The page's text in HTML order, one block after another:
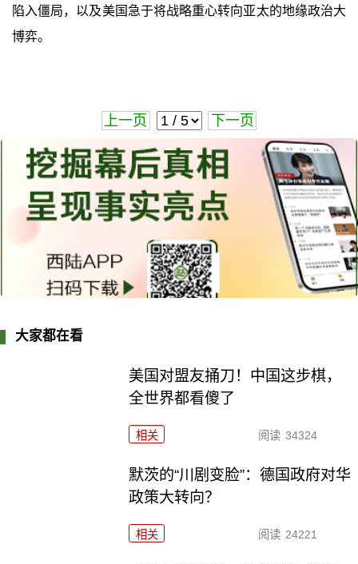
陷入僵局，以及美国急于将战略重心转向亚太的地缘政治大
博弈。
上一页 下一页
大家都在看
美国对盟友捅刀！中国这步棋，
全世界都看傻了
相关 阅读 34324
默茨的“川剧变脸”：德国政府对华
政策大转向？
相关 阅读 24221